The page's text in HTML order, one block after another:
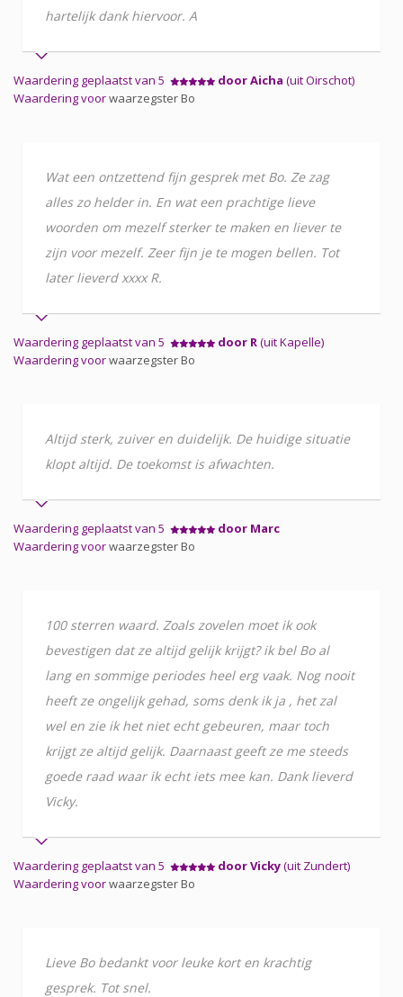
hartelijk dank hiervoor. A
Waardering geplaatst van 5 door Aicha (uit Oirschot)
Waardering voorwaarzegster Bo
Wat een ontzettend fijn gesprek met Bo. Ze zag
alles zo helder in. En wat een prachtige lieve
woorden om mezelf sterker te maken en liever te
zijn voor mezelf. Zeer fijn je te mogen bellen. Tot
later lieverd xxxx R.
Waardering geplaatst van 5 door R(uit Kapelle)
Waardering voorwaarzegster Bo
Altijd sterk, zuiver en duidelijk. De huidige situatie
klopt altijd. De toekomst is afwachten.
Waardering geplaatst van 5
door Marc
Waardering voorwaarzegster Bo
100 sterren waard. Zoals zovelen moet ik ook
bevestigen dat ze altijd gelijk krijgt? ik bel Bo al
lang en sommige periodes heel erg vaak. Nog nooit
heeft ze ongelijk gehad, soms denk ik ja , het zal
wel en zie ik het niet echt gebeuren, maar toch
krijgt ze altijd gelijk. Daarnaast geeft ze me steeds
goede raad waar ik echt iets mee kan. Dank lieverd
Vicky.
Waardering geplaatst van 5 door Vicky(uit Zundert)
Waardering voorwaarzegster Bo
Lieve Bo bedankt voor leuke kort en krachtig
gesprek. Tot snel.